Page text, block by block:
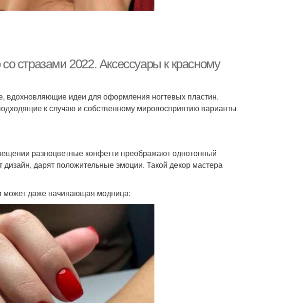
стразами 2022. Аксессуары к красному
вдохновляющие идеи для оформления ногтевых пластин.
к случаю и собственному мировосприятию варианты
разноцветные конфетти преображают однотонный
дарят положительные эмоции. Такой декор мастера
может даже начинающая модница: